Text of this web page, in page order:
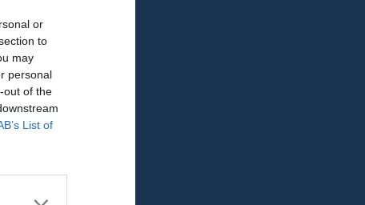
or
to
may
personal
out of the
List of